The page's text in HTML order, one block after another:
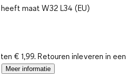
maat W32 L34 (EU)
€ 1,99. Retouren inleveren in een
Meer informatie